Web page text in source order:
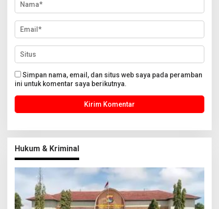
Simpan nama, email, dan situs web saya pada peramban
ini untuk komentar saya berikutnya.
Hukum & Kriminal